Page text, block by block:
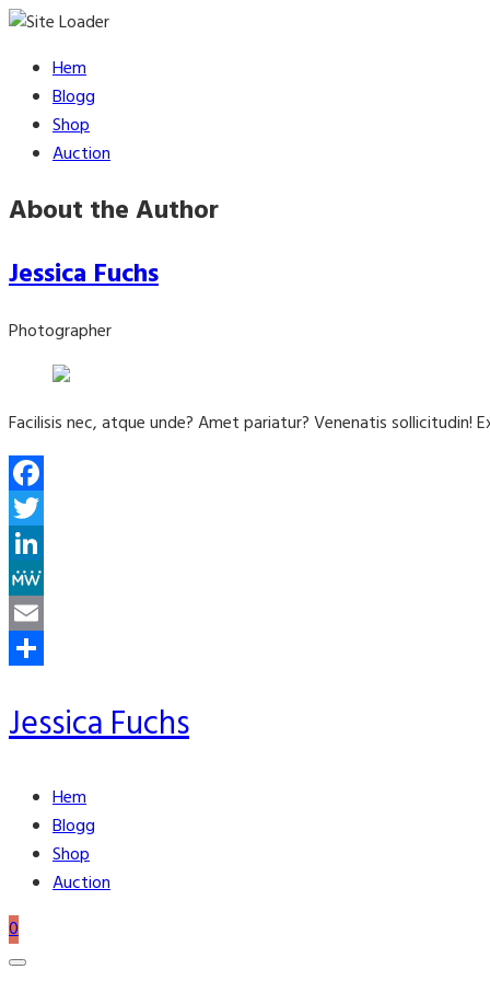
Skip
content
Hem
Blogg
Shop
Auction
About the Author
Jessica Fuchs
Photographer
Facilisis nec, atque unde? Amet pariatur? Venenatis sollicitudin!
Facebook
Twitter
LinkedIn
MeWe
Email
Jessica Fuchs
Hem
Blogg
Shop
Auction
0